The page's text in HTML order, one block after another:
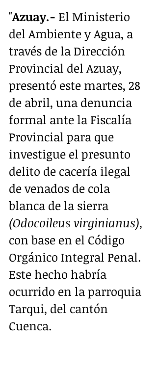
"Azuay.- El Ministerio
del Ambiente y Agua, a
través de la Dirección
Provincial del Azuay,
presentó este martes, 28
de abril, una denuncia
formal ante la Fiscalía
Provincial para que
investigue el presunto
delito de cacería ilegal
de venados de cola
blanca de la sierra
(Odocoileus virginianus),
con base en el Código
Orgánico Integral Penal.
Este hecho habría
ocurrido en la parroquia
Tarqui, del cantón
Cuenca.